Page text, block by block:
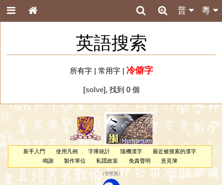
粵
普
英語搜索
所有字| 常用字| 冷僻字
[solve], 找到 0 個
新手入門 使用凡例 字庫統計 隨機漢字
最近被搜索的漢字
鳴謝
製作單位 私隱政策 免責聲明 意見簿
（管理員 ）